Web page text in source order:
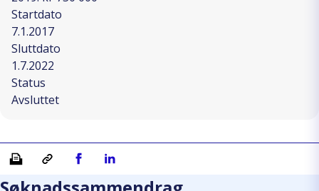
Startdato
7.1.2017
Sluttdato
1.7.2022
Status
Avsluttet
Skriv ut Kopiera länkDel på Facebook
Del på Linkedin